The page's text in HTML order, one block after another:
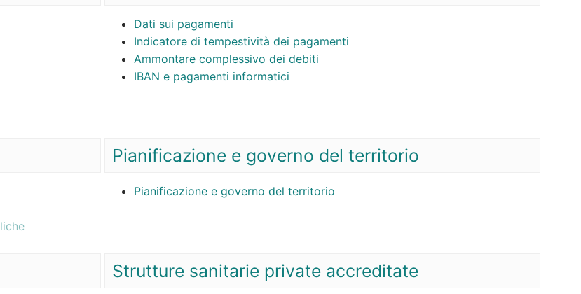
Dati sui pagamenti
Indicatore di tempestività dei pagamenti
Ammontare complessivo dei debiti
IBAN e pagamenti informatici
Pianificazione e governo del territorio
Pianificazione e governo del territorio
Strutture sanitarie private accreditate